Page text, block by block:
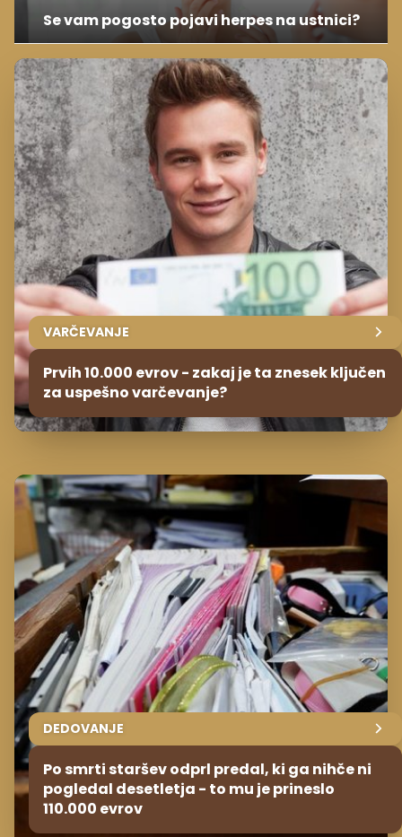
Se vam pogosto pojavi herpes na ustnici?
VARČEVANJE
Prvih 10.000 evrov - zakaj je ta znesek ključen
za uspešno varčevanje?
DEDOVANJE
Po smrti staršev odprl predal, ki ga nihče ni
pogledal desetletja - to mu je prineslo
110.000 evrov